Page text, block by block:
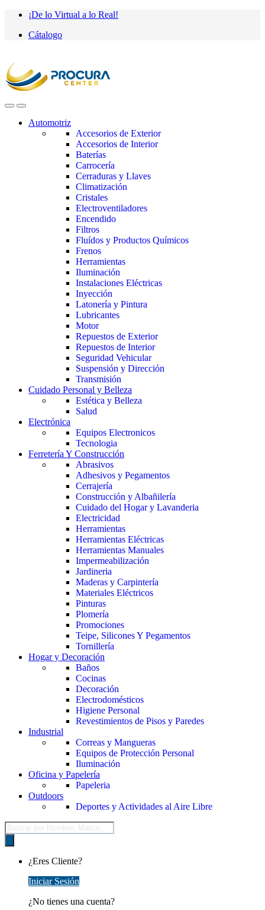
Saltar
navegación
saltar
contenido
¡De lo Virtual a lo Real!
Cátalogo
Automotriz
Accesorios de Exterior
Accesorios de Interior
Baterías
Carrocería
Cerraduras y Llaves
Climatización
Cristales
Electroventiladores
Encendido
Filtros
Fluídos y Productos Químicos
Frenos
Herramientas
Iluminación
Instalaciones Eléctricas
Inyección
Latonería y Pintura
Lubricantes
Motor
Repuestos de Exterior
Repuestos de Interior
Seguridad Vehicular
Suspensión y Dirección
Transmisión
Cuidado Personal y Belleza
Estética y Belleza
Salud
Electrónica
Equipos Electronicos
Tecnologia
Ferretería Y Construcción
Abrasivos
Adhesivos y Pegamentos
Cerrajería
Construcción y Albañilería
Cuidado del Hogar y Lavanderia
Electricidad
Herramientas
Herramientas Eléctricas
Herramientas Manuales
Impermeabilización
Jardineria
Maderas y Carpintería
Materiales Eléctricos
Pinturas
Plomería
Promociones
Teipe, Silicones Y Pegamentos
Tornillería
Hogar y Decoración
Baños
Cocinas
Decoración
Electrodomésticos
Higiene Personal
Revestimientos de Pisos y Paredes
Industrial
Correas y Mangueras
Equipos de Protección Personal
Iluminación
Oficina y Papelería
Papeleria
Outdoors
Deportes y Actividades al Aire Libre
Búsqueda
de
productos
¿Eres Cliente?
Iniciar Sesión
¿No tienes una cuenta?